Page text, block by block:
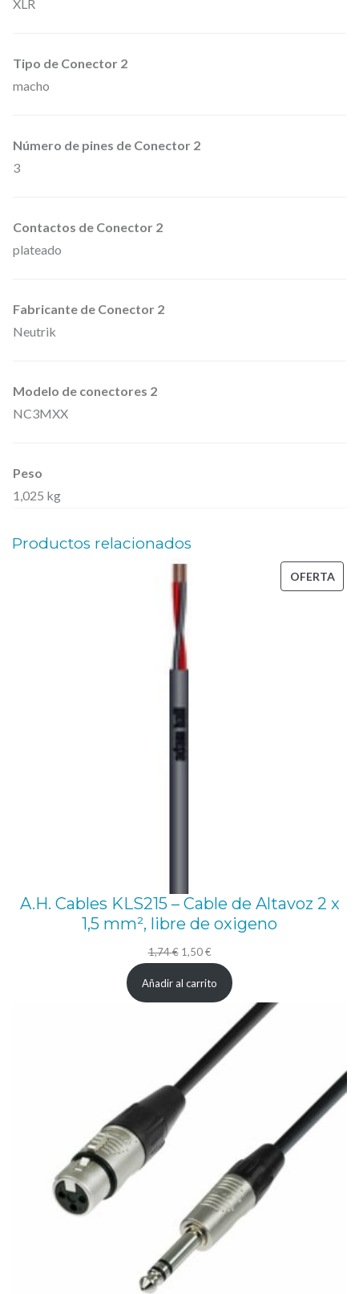
0
m
.
c
n
t
a
XLR
Tipo de Conector 2
macho
Número de pines de Conector 2
3
Contactos de Conector 2
plateado
Fabricante de Conector 2
Neutrik
Modelo de conectores 2
NC3MXX
Peso
1,025 kg
Productos relacionados
OFERTA
A.H. Cables KLS215 – Cable de Altavoz 2 x
1,5 mm², libre de oxigeno
1,74€ El1,50€El
precio
actual
1,50 €.
Añadir al carrito